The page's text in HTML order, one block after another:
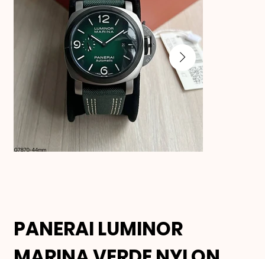
PANERAI LUMINOR